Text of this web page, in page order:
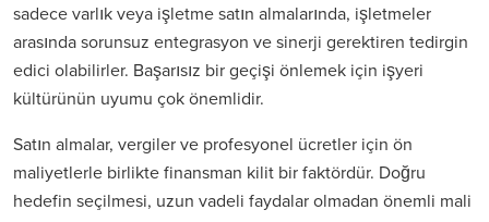
sadece varlık veya işletme satın almalarında, işletmeler
arasında sorunsuz entegrasyon ve sinerji gerektiren tedirgin
edici olabilirler. Başarısız bir geçişi önlemek için işyeri
kültürünün uyumu çok önemlidir.
Satın almalar, vergiler ve profesyonel ücretler için ön
maliyetlerle birlikte finansman kilit bir faktördür. Doğru
hedefin seçilmesi, uzun vadeli faydalar olmadan önemli mali